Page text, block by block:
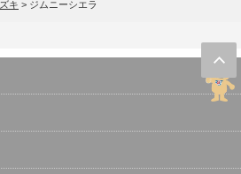
キ > ジムニーシエラ